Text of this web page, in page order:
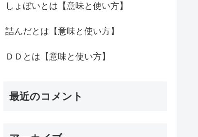
しょぼいとは【意味と使い方】
詰んだとは【意味と使い方】
ＤＤとは【意味と使い方】
最近のコメント